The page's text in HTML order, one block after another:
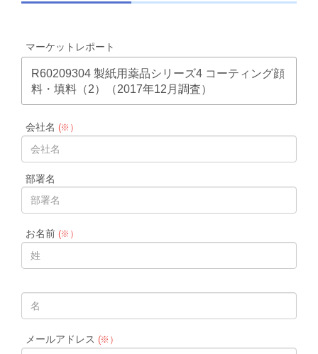
マーケットレポート
R60209304 製紙用薬品シリーズ4 コーティング顔
料・填料（2）（2017年12月調査）
会社名 (※）
部署名
お名前(※）
メールアドレス (※）